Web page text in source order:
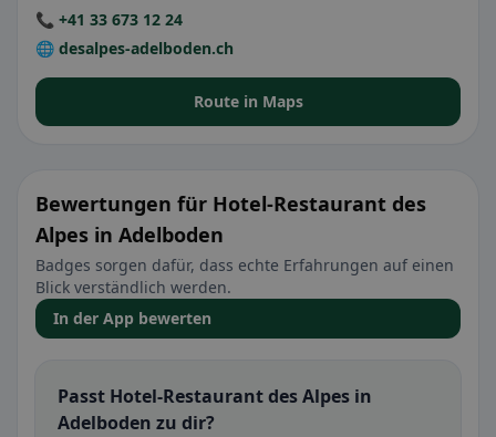
📞 +41 33 673 12 24
🌐 desalpes-adelboden.ch
Route in Maps
Bewertungen für Hotel-Restaurant des
Alpes in Adelboden
Badges sorgen dafür, dass echte Erfahrungen auf einen
Blick verständlich werden.
In der App bewerten
Passt Hotel-Restaurant des Alpes in
Adelboden zu dir?